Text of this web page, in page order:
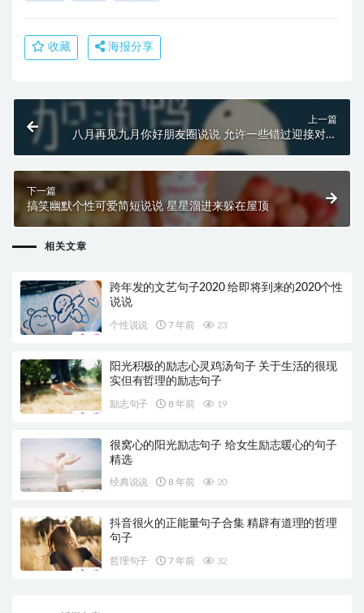
收藏 海报分享
上一篇
八月再见九月你好朋友圈说说 允许一些错过迎接对的
下一篇
搞笑幽默个性可爱简短说说 星星溜进来躲在屋顶
相关文章
跨年发的文艺句子2020 给即将到来的2020个性
说说
个性说说 7 年前 23
阳光积极的励志心灵鸡汤句子 关于生活的很现
实但有哲理的励志句子
励志句子 8 年前 19
很窝心的阳光励志句子 给女生励志暖心的句子
精选
经典说说 8 年前 20
抖音很火的正能量句子合集 精辟有道理的哲理
句子
哲理句子 7 年前 32